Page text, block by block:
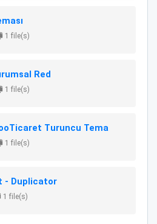
1 file(s)
Red
1 file(s)
Turuncu Tema
1 file(s)
- Duplicator
1 file(s)